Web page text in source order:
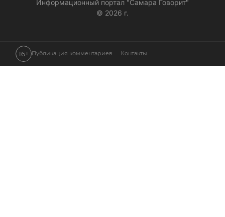
Информационный портал "Самара Говорит"
© 2026 г.
16+ Публикация комментариев Контакты